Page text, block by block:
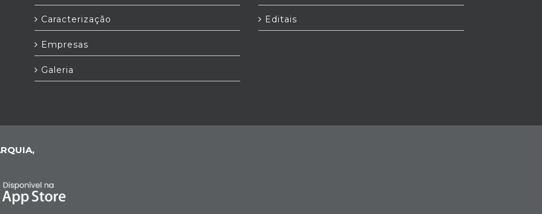
Caracterização
Empresas
Galeria
Editais